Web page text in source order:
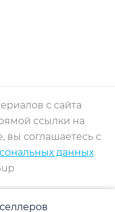
с сайта
ссылки на
вы соглашаетесь с
данных